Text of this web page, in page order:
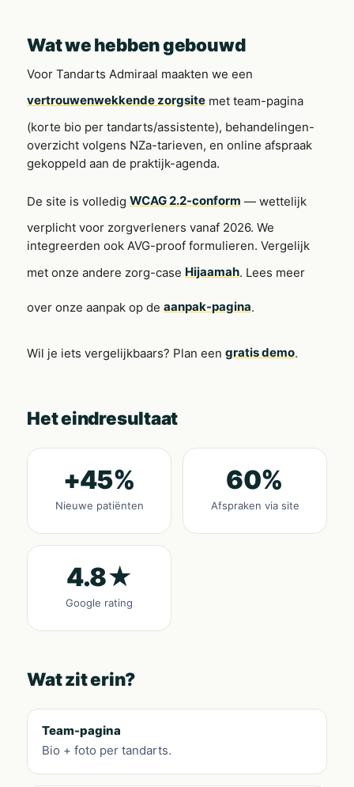
Wat we hebben gebouwd
Voor Tandarts Admiraal maakten we een
vertrouwenwekkende zorgsite met team-pagina
(korte bio per tandarts/assistente), behandelingen-
overzicht volgens NZa-tarieven, en online afspraak
gekoppeld aan de praktijk-agenda.
De site is volledig WCAG 2.2-conform — wettelijk
verplicht voor zorgverleners vanaf 2026. We
integreerden ook AVG-proof formulieren. Vergelijk
met onze andere zorg-case Hijaamah. Lees meer
over onze aanpak op de aanpak-pagina.
Wil je iets vergelijkbaars? Plan een gratis demo.
Het eindresultaat
+45%
Nieuwe patiënten
60%
Afspraken via site
4.8★
Google rating
Wat zit erin?
Team-pagina
Bio + foto per tandarts.